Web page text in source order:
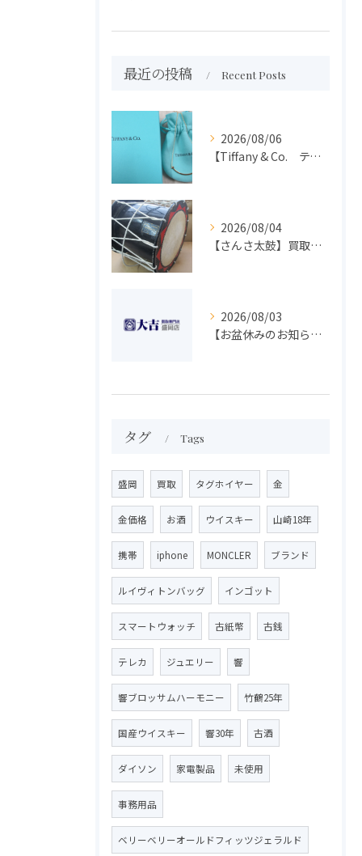
最近の投稿 Recent Posts
2026/08/06
【Tiffany & Co. ティファニー】買取 大吉盛岡店 アクセサリー買取しました！！
2026/08/04
【さんさ太鼓】買取 大吉盛岡店 楽器 買取します！！
2026/08/03
【お盆休みのお知らせ】買取専門 大吉 盛岡店
タグ Tags
盛岡 買取 タグホイヤー 金
金価格 お酒 ウイスキー 山崎18年
携帯 iphone MONCLER ブランド
ルイヴィトンバッグ インゴット
スマートウォッチ 古紙幣 古銭
テレカ ジュエリー 響
響ブロッサムハーモニー 竹鶴25年
国産ウイスキー 響30年 古酒
ダイソン 家電製品 未使用
事務用品
ベリーベリーオールドフィッツジェラルド